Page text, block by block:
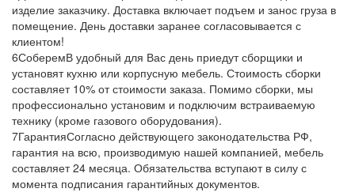
изделие заказчику. Доставка включает подъем и занос груза в
помещение. День доставки заранее согласовывается с
клиентом!
6СоберемВ удобный для Вас день приедут сборщики и
установят кухню или корпусную мебель. Стоимость сборки
составляет 10% от стоимости заказа. Помимо сборки, мы
профессионально установим и подключим встраиваемую
технику (кроме газового оборудования).
7ГарантияСогласно действующего законодательства РФ,
гарантия на всю, производимую нашей компанией, мебель
составляет 24 месяца. Обязательства вступают в силу с
момента подписания гарантийных документов.